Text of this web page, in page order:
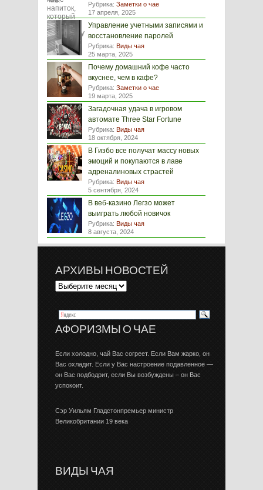
Рубрика: Заметки о чае
17 апреля, 2025
Управление учетными записями и
восстановление паролей
Рубрика: Виды чая
25 марта, 2025
Почему домашний кофе часто
вкуснее, чем в кафе?
Рубрика: Заметки о чае
19 марта, 2025
Загадочная удача в игровом
автомате Three Star Fortune
Рубрика: Виды чая
18 октября, 2024
В Гизбо все получат массу новых
эмоций и покупаются в лаве
адреналиновых страстей
Рубрика: Виды чая
5 сентября, 2024
В веб-казино Легзо может
выиграть любой новичок
Рубрика: Виды чая
8 августа, 2024
АРХИВЫ НОВОСТЕЙ
АФОРИЗМЫ О ЧАЕ
Если холодно, чай Вас согреет. Если Вам жарко, он
Вас охладит. Если у Вас настроение подавленное —
он Вас подбодрит, если Вы возбуждены – он Вас
успокоит.
Сэр Уильям Гладстонпремьер министр
Великобритании 19 века
ВИДЫ ЧАЯ